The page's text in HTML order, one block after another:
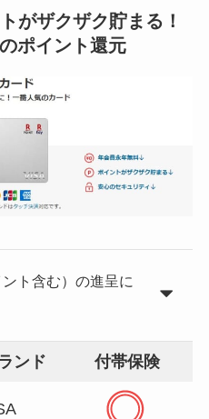
がザクザク貯まる！
ポイント還元
ト含む）の進呈に
ンド 付帯保険